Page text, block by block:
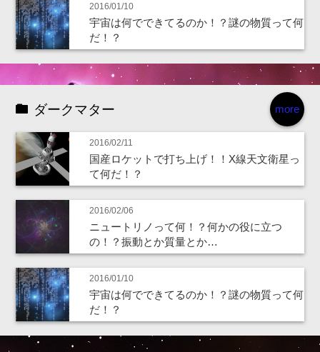
2016/01/10
宇宙は何でできてるのか！？謎の物質って何
だ！？
more
ダークマター
2016/02/11
国産ロケットで打ち上げ！！X線天文衛星っ
て何だ！？
2016/02/06
ニュートリノって何！？何かの役に立つ
の！？振動とか質量とか…
2016/01/10
宇宙は何でできてるのか！？謎の物質って何
だ！？